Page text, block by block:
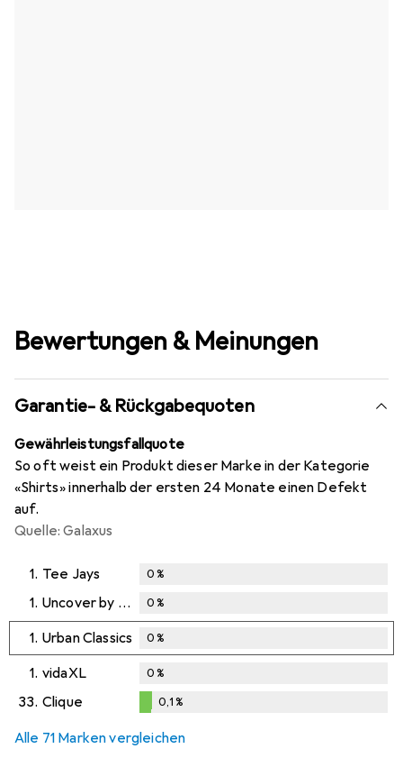
Bewertungen & Meinungen
Garantie- & Rückgabequoten
Gewährleistungsfallquote
So oft weist ein Produkt dieser Marke in der Kategorie
«Shirts» innerhalb der ersten 24 Monate einen Defekt
auf.
Quelle: Galaxus
1. Tee Jays 0%
1. Uncover by Schiesser 0%
1. Urban Classics 0%
1. vidaXL 0%
33. Clique 0,1%
Alle 71 Marken vergleichen